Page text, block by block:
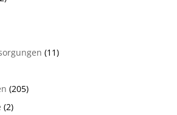
(11)
(205)
(2)